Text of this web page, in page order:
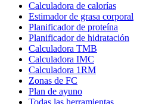
Calculadora de calorías
Estimador de grasa corporal
Planificador de proteína
Planificador de hidratación
Calculadora TMB
Calculadora IMC
Calculadora 1RM
Zonas de FC
Plan de ayuno